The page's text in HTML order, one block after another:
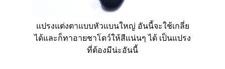
แปรงแต่งตาแบบหัวแบนใหญ่ อันนี้จะใช้เกลี่ย
ได้และก็ทาอายชาโดว์ให้สีแน่นๆ ได้ เป็นแปรง
ที่ต้องมีน่ะอันนี้